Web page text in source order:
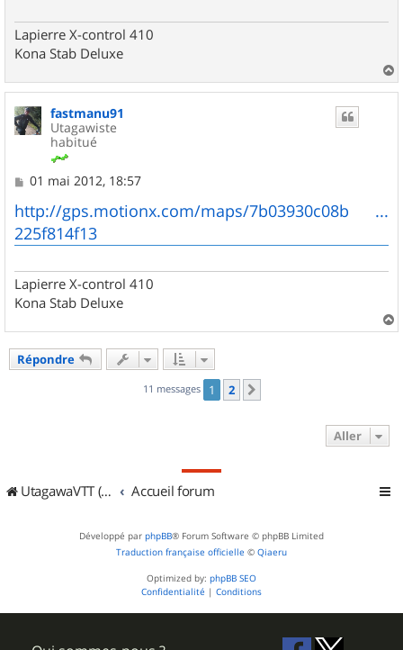
Lapierre X-control 410
Kona Stab Deluxe
a
fastmanu91
Utagawiste
habitué
M
s
s
a
g
01 mai 2012, 18:57
http://gps.motionx.com/maps/7b03930c08b ...
225f814f13
Lapierre X-control 410
Kona Stab Deluxe
a
Répondre
11 messages 1 2
Aller
UtagawaVTT (Randos VTT et VTTAE avec traces GPS) Accueil forum
Développé par phpBB® Forum Software © phpBB Limited
Traduction française officielle © Qiaeru
Optimized by: phpBB SEO
Confidentialité | Conditions